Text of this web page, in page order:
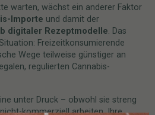
warten, wächst ein anderer Faktor
Importe und damit der
digitaler Rezeptmodelle. Das
Freizeitkonsumierende
Wege teilweise günstiger an
regulierten Cannabis-
unter Druck – obwohl sie streng
kommerziell arbeiten. Ihre